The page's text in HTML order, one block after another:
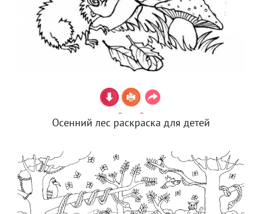
Осенний лес раскраска для детей